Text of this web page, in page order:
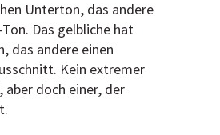
Unterton, das andere
Das gelbliche hat
das andere einen
Kein extremer
aber doch einer, der